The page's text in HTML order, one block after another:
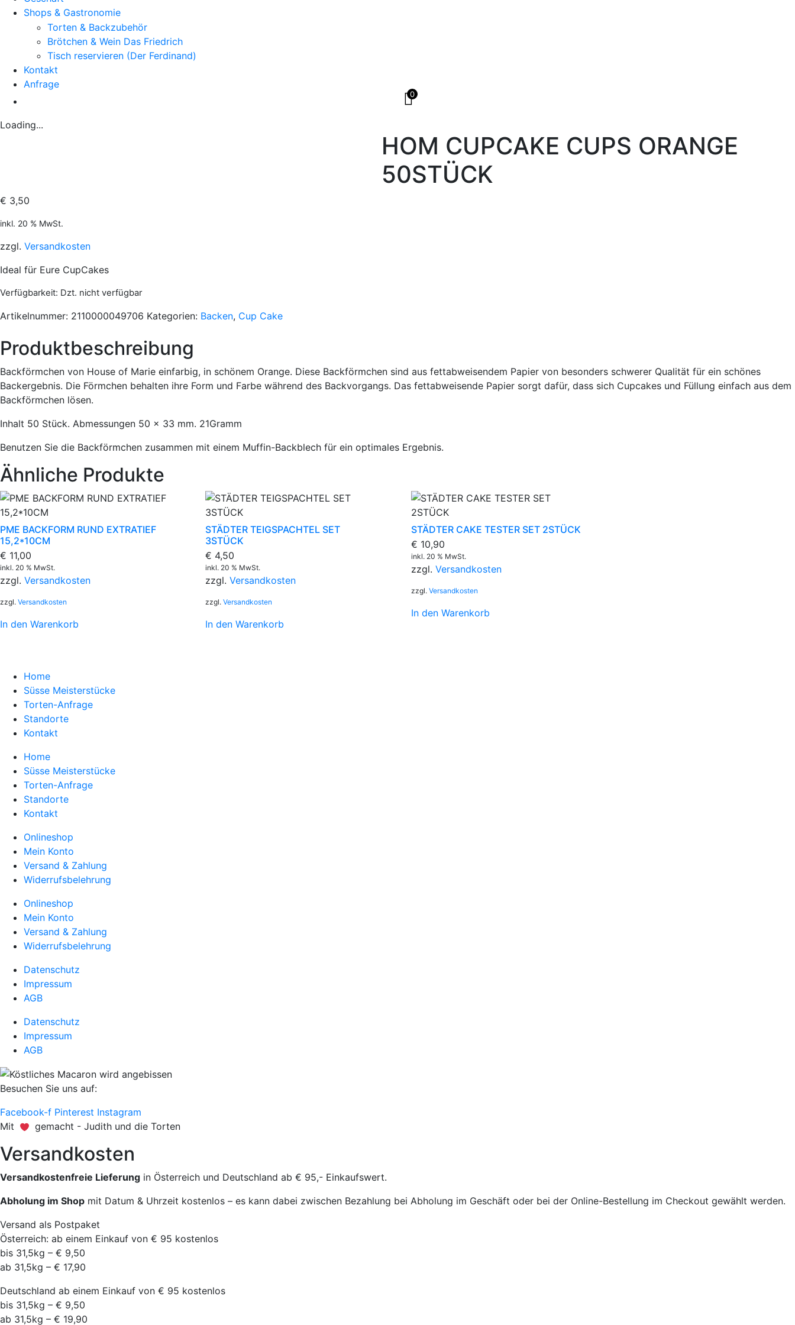
Shops & Gastronomie
Torten & Backzubehör
Brötchen & Wein Das Friedrich
Tisch reservieren (Der Ferdinand)
Kontakt
Anfrage
0
Loading...
HOM CUPCAKE CUPS ORANGE
50STÜCK
€ 3,50
inkl. 20 % MwSt.
zzgl. Versandkosten
Ideal für Eure CupCakes
Verfügbarkeit: Dzt. nicht verfügbar
Artikelnummer: 2110000049706 Kategorien: Backen, Cup Cake
Produktbeschreibung
Backförmchen von House of Marie einfarbig, in schönem Orange. Diese Backförmchen sind aus fettabweisendem Papier von besonders schwerer Qualität für ein schönes
Backergebnis. Die Förmchen behalten ihre Form und Farbe während des Backvorgangs. Das fettabweisende Papier sorgt dafür, dass sich Cupcakes und Füllung einfach aus dem
Backförmchen lösen.
Inhalt 50 Stück. Abmessungen 50 x 33 mm. 21Gramm
Benutzen Sie die Backförmchen zusammen mit einem Muffin-Backblech für ein optimales Ergebnis.
Ähnliche Produkte
PME BACKFORM RUND EXTRATIEF
15,2*10CM
€ 11,00
inkl. 20 % MwSt.
zzgl. Versandkosten
zzgl. Versandkosten
In den Warenkorb
STÄDTER TEIGSPACHTEL SET
3STÜCK
€ 4,50
inkl. 20 % MwSt.
zzgl.Versandkosten
zzgl.Versandkosten
In den Warenkorb
STÄDTER CAKE TESTER SET 2STÜCK
€ 10,90
inkl. 20 % MwSt.
zzgl. Versandkosten
zzgl. Versandkosten
In den Warenkorb
Home
Süsse Meisterstücke
Torten-Anfrage
Standorte
Kontakt
Home
Süsse Meisterstücke
Torten-Anfrage
Standorte
Kontakt
Onlineshop
Mein Konto
Versand & Zahlung
Widerrufsbelehrung
Onlineshop
Mein Konto
Versand & Zahlung
Widerrufsbelehrung
Datenschutz
Impressum
AGB
Datenschutz
Impressum
AGB
Besuchen Sie uns auf:
Facebook-f Pinterest Instagram
Mit
gemacht - Judith und die Torten
Versandkosten
Versandkostenfreie Lieferung in Österreich und Deutschland ab € 95,- Einkaufswert.
Abholung im Shop mit Datum & Uhrzeit kostenlos – es kann dabei zwischen Bezahlung bei Abholung im Geschäft oder bei der Online-Bestellung im Checkout gewählt werden.
Versand als Postpaket
Österreich: ab einem Einkauf von € 95 kostenlos
bis 31,5kg – € 9,50
ab 31,5kg – € 17,90
Deutschland ab einem Einkauf von € 95 kostenlos
bis 31,5kg – € 9,50
ab 31,5kg – € 19,90